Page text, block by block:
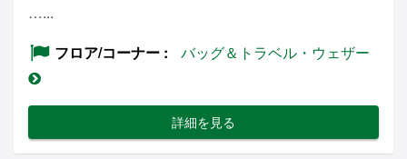
…...
フロア/コーナー
バッグ＆トラベル・ウェザー
詳細を見る